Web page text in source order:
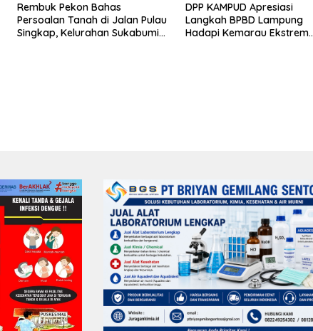
Rembuk Pekon Bahas
Persoalan Tanah di Jalan Pulau
Singkap, Kelurahan Sukabumi
DPP KAMPUD Apresiasi
Langkah BPBD Lampung
Hadapi Kemarau Ekstrem